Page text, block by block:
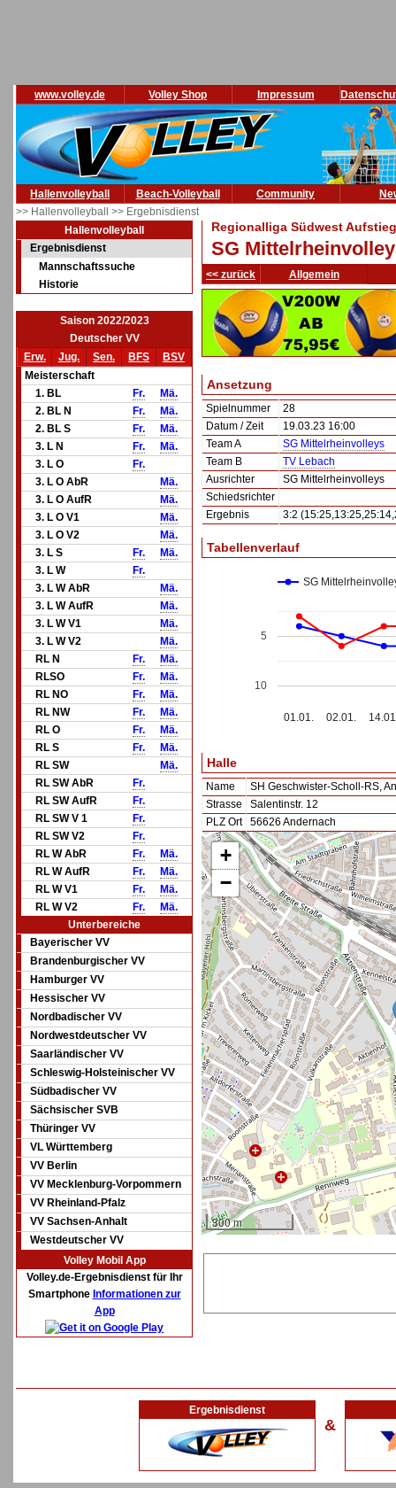
www.volley.de Volley Shop Impressum
Hallenvolleyball Beach-Volleyball Community
>> Hallenvolleyball >> Ergebnisdienst
Hallenvolleyball
Ergebnisdienst
Mannschaftssuche
Historie
Saison 2022/2023
Deutscher VV
Erw.
Jug. Sen. BFS
BSV
Meisterschaft
1. BL
Fr.
Mä.
2. BL N
Fr.
Mä.
2. BL S
Fr.
Mä.
3. L N
Fr.
Mä.
3. L O
Fr.
3. L O AbR
Mä.
3. L O AufR
Mä.
3. L O V1
Mä.
3. L O V2
Mä.
3. L S
Fr.
Mä.
3. L W
Fr.
3. L W AbR
Mä.
3. L W AufR
Mä.
3. L W V1
Mä.
3. L W V2
Mä.
RL N
Fr.
Mä.
RLSO
Fr.
Mä.
RL NO
Fr.
Mä.
RL NW
Fr.
Mä.
RL O
Fr.
Mä.
RL S
Fr.
Mä.
RL SW
Mä.
RL SW AbR
Fr.
RL SW AufR
Fr.
RL SW V 1
Fr.
RL SW V2
Fr.
RL W AbR
Fr.
Mä.
RL W AufR
Fr.
Mä.
RL W V1
Fr.
Mä.
RL W V2
Fr.
Mä.
Unterbereiche
Bayerischer VV
Brandenburgischer VV
Hamburger VV
Hessischer VV
Nordbadischer VV
Nordwestdeutscher VV
Saarländischer VV
Schleswig-Holsteinischer VV
Südbadischer VV
Sächsischer SVB
Thüringer VV
VL Württemberg
VV Berlin
VV Mecklenburg-Vorpommern
VV Rheinland-Pfalz
VV Sachsen-Anhalt
Westdeutscher VV
Volley Mobil App
Volley.de-Ergebnisdienst für Ihr
Smartphone Informationen zur
App
Regionalliga Südwest
SG
<< zurück Allgemein
Ansetzung
Spielnummer
28
Datum / Zeit
19.03.23 16:00
Team A
SG Mittelrheinvolleys
Team B
TV Lebach
Ausrichter
SG Mittelrheinvolleys
Schiedsrichter
Ergebnis
3:2
Tabellenverlauf
SG
01.01. 02.01.
5
10
Halle
Name
SH Geschwister-Scholl-RS,
Strasse
Salentinstr. 12
PLZ Ort
56626 Andernach
+
−
300 m
Ergebnisdienst
&